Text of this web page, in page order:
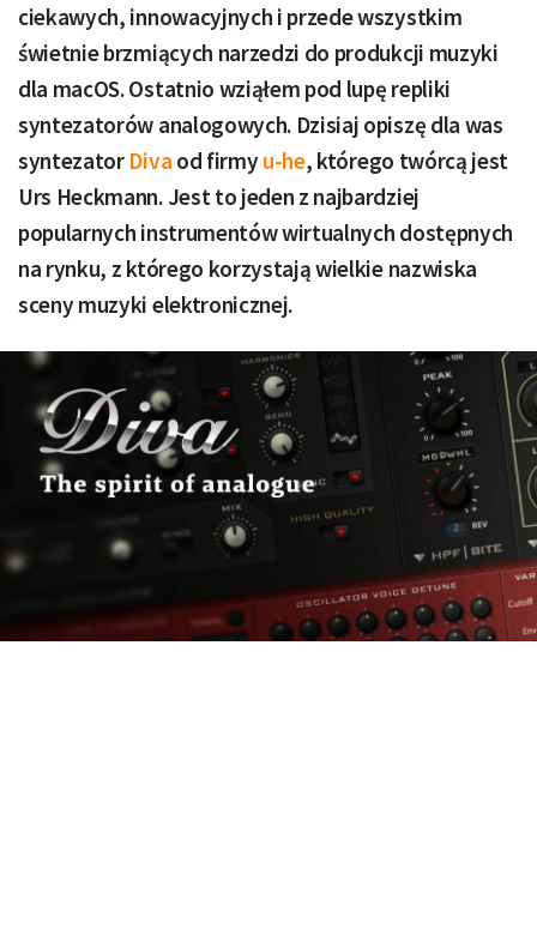
ciekawych, innowacyjnych i przede wszystkim
świetnie brzmiących narzedzi do produkcji muzyki
dla macOS. Ostatnio wziąłem pod lupę repliki
syntezatorów analogowych. Dzisiaj opiszę dla was
syntezator Diva od firmyu-he, którego twórcą jest
Urs Heckmann. Jest to jeden z najbardziej
popularnych instrumentów wirtualnych dostępnych
na rynku, z którego korzystają wielkie nazwiska
sceny muzyki elektronicznej.